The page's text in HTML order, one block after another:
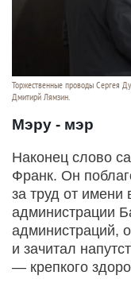
Торжественные проводы Сергея
Дмитирй Лямзин.
Мэру - мэр
Наконец слово
Франк. Он
за труд от имени
администрации
администраций,
и зачитал
— крепкого